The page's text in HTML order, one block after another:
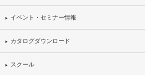
イベント・セミナー情報
カタログダウンロード
スクール